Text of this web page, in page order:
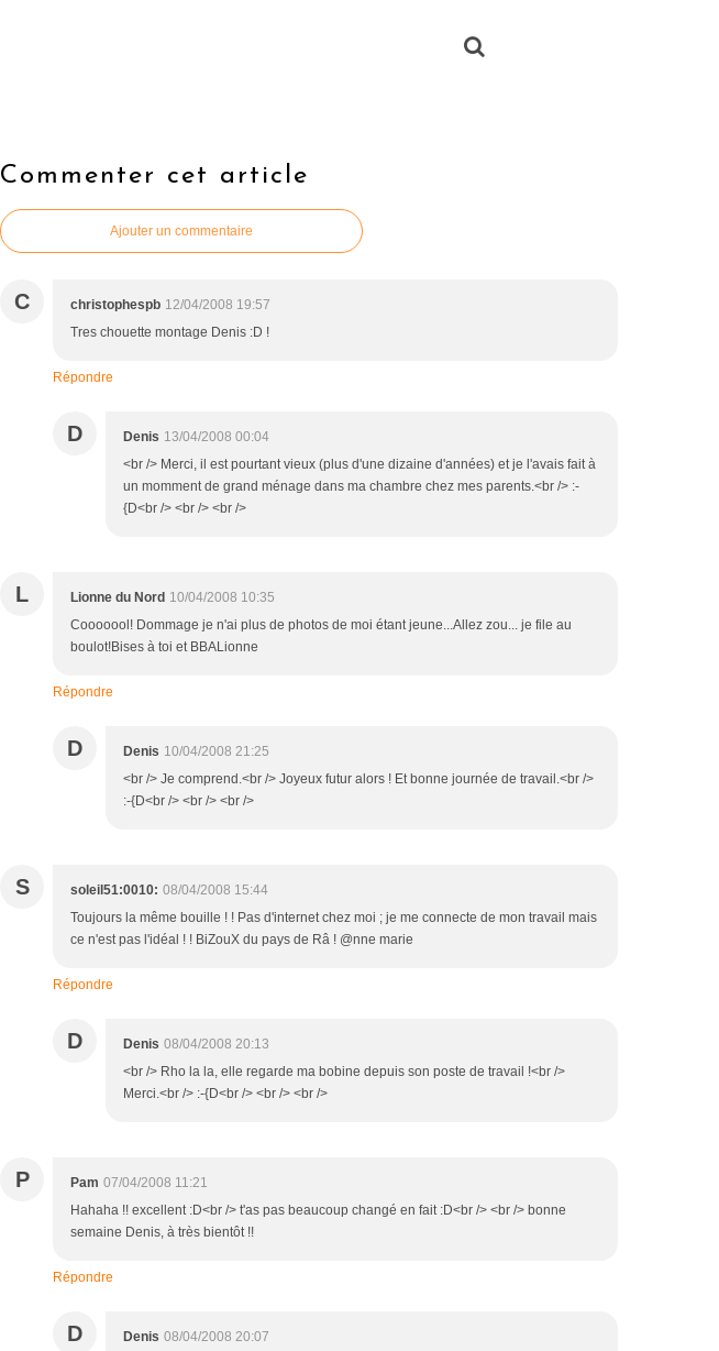
Commenter cet article
Ajouter un commentaire
C christophespb 12/04/2008 19:57
Tres chouette montage Denis :D !
Répondre
D Denis 13/04/2008 00:04
<br /> Merci, il est pourtant vieux (plus d'une dizaine d'années) et je l'avais fait à
un momment de grand ménage dans ma chambre chez mes parents.<br /> :-
{D<br /> <br /> <br />
L Lionne du Nord 10/04/2008 10:35
Cooooool! Dommage je n'ai plus de photos de moi étant jeune...Allez zou... je file au
boulot!Bises à toi et BBALionne
Répondre
D Denis 10/04/2008 21:25
<br /> Je comprend.<br /> Joyeux futur alors ! Et bonne journée de travail.<br />
:-{D<br /> <br /> <br />
S soleil51:0010: 08/04/2008 15:44
Toujours la même bouille ! ! Pas d'internet chez moi ; je me connecte de mon travail mais
ce n'est pas l'idéal ! ! BiZouX du pays de Râ ! @nne marie
Répondre
D Denis 08/04/2008 20:13
<br /> Rho la la, elle regarde ma bobine depuis son poste de travail !<br />
Merci.<br /> :-{D<br /> <br /> <br />
P Pam 07/04/2008 11:21
Hahaha !! excellent :D<br /> t'as pas beaucoup changé en fait :D<br /> <br /> bonne
semaine Denis, à très bientôt !!
Répondre
D Denis 08/04/2008 20:07